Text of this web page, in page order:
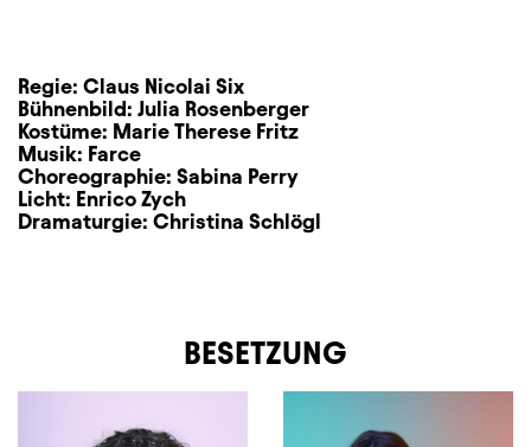
Regie: Claus Nicolai Six
Bühnenbild: Julia Rosenberger
Kostüme: Marie Therese Fritz
Musik: Farce
Choreographie: Sabina Perry
Licht: Enrico Zych
Dramaturgie: Christina Schlögl
BESETZUNG